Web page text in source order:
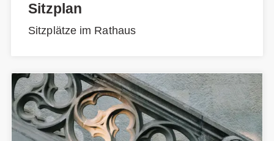
Sitzplan
Sitzplätze im Rathaus